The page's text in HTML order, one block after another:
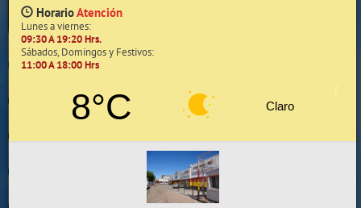
Quiénes somos
Trabaje con nosotros
Contacto | Reclamos
HorarioAtención
Lunes a viernes:
09:30 A 19:20 Hrs.
Sábados, Domingos y Festivos:
11:00 A 18:00 Hrs
8°C Claro